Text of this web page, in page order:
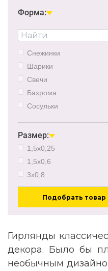
0.51Вт
1Вт
8Вт
12Вт
1.8Вт
50Вт
Форма:
Снежинки
Шарики
Свечи
Бахрома
Сосульки
Звезды
Кисточки
Колокольчики
Кубики
Палочки
Размер:
1,5х0,25
1,5х0,6
3х0,8
Подобрать товар
Гирлянды
декора. Было бы
необычным